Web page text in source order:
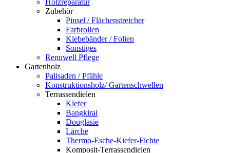
Holzreparatur
Zubehör
Pinsel / Flächenstreicher
Farbrollen
Klebebänder / Folien
Sonstiges
Renuwell Pflege
Gartenholz
Palisaden / Pfähle
Konstruktionsholz/ Gartenschwellen
Terrassendielen
Kiefer
Bangkirai
Douglasie
Lärche
Thermo-Esche-Kiefer-Fichte
Komposit-Terrassendielen